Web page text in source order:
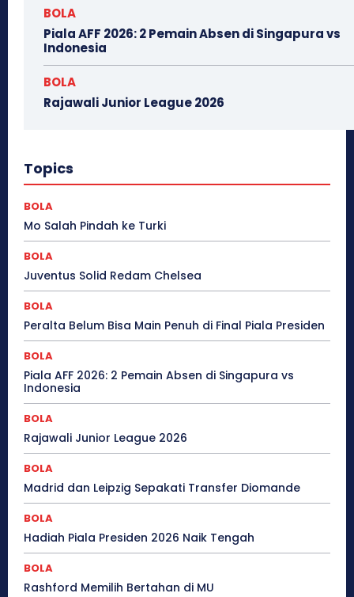
BOLA
Piala AFF 2026: 2 Pemain Absen di Singapura vs
Indonesia
BOLA
Rajawali Junior League 2026
Topics
BOLA
Mo Salah Pindah ke Turki
BOLA
Juventus Solid Redam Chelsea
BOLA
Peralta Belum Bisa Main Penuh di Final Piala Presiden
BOLA
Piala AFF 2026: 2 Pemain Absen di Singapura vs
Indonesia
BOLA
Rajawali Junior League 2026
BOLA
Madrid dan Leipzig Sepakati Transfer Diomande
BOLA
Hadiah Piala Presiden 2026 Naik Tengah
BOLA
Rashford Memilih Bertahan di MU